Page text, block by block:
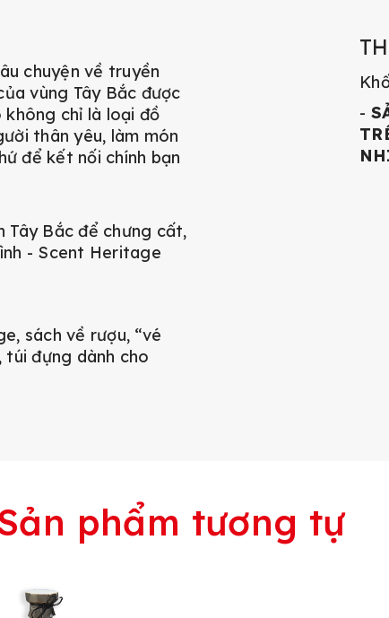
chuyện về truyền
vùng Tây Bắc được
chỉ là loại đồ
thân yêu, làm món
để kết nối chính bạn
Bắc để chưng cất,
- Scent Heritage
sách về rượu, “vé
túi đựng dành cho
-
phẩm tương tự